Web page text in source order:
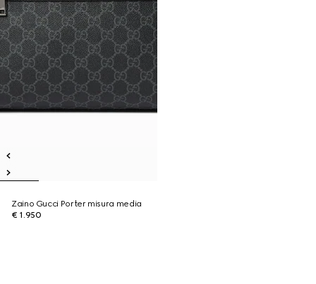
Zaino Gucci Porter misura media
€ 1.950